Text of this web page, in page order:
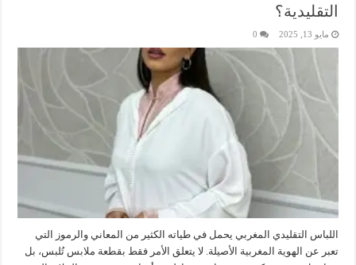
التقليدية؟
مايو 13, 2025 0
اللباس التقليدي المغربي يحمل في طياته الكثير من المعاني والرموز التي
تعبر عن الهوية المغربية الأصيلة. لا يتعلق الأمر فقط بقطعة ملابس تُلبس، بل